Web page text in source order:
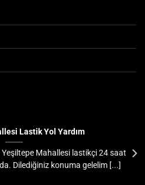
Lastik Yol Yardım
Mahallesi lastikçi 24 saat
Dilediğiniz konuma gelelim [...]